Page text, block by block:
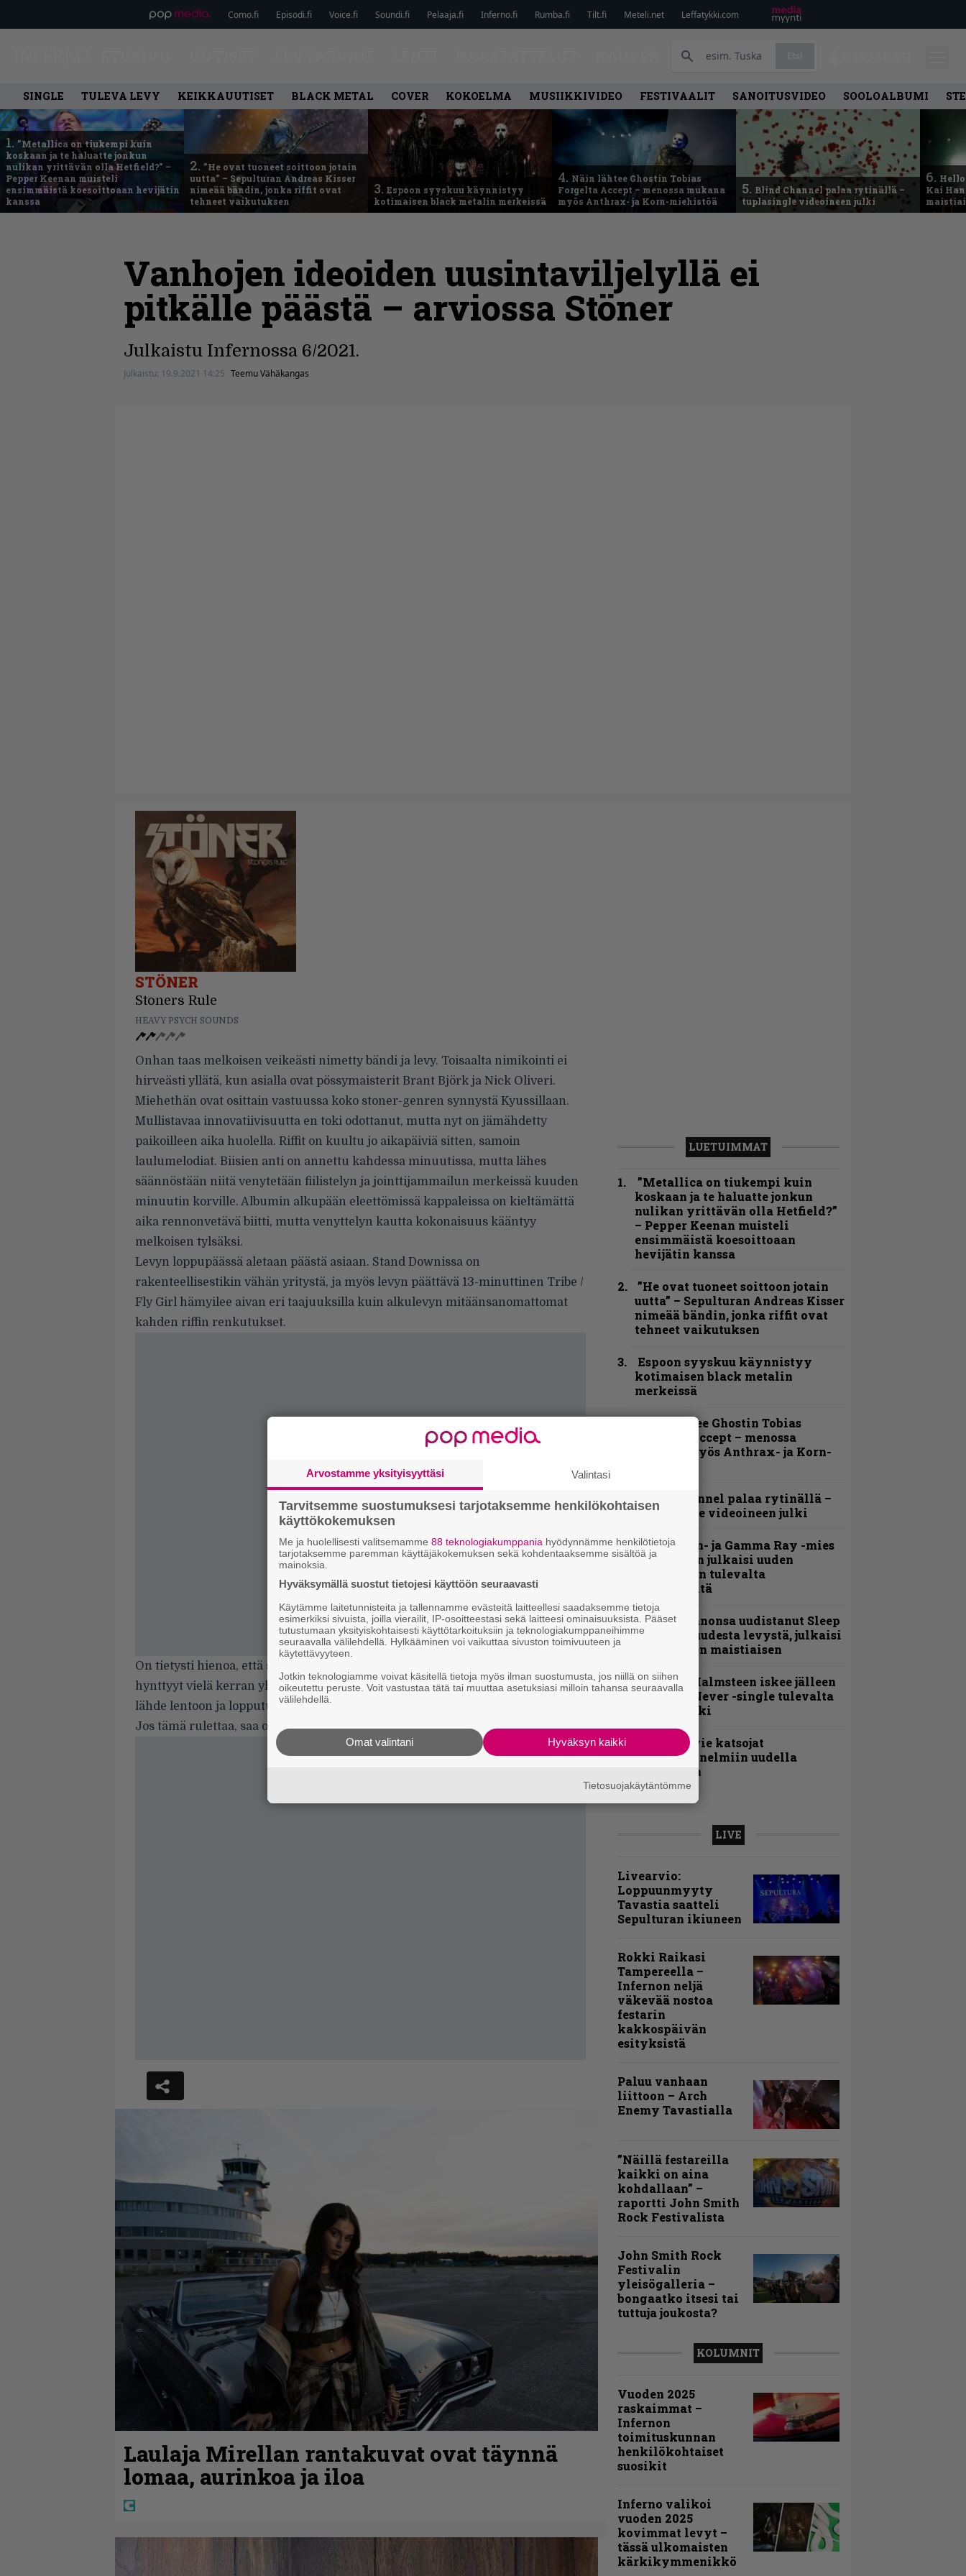
Como.fi Episodi.fi Voice.fi Soundi.fi Pelaaja.fi Inferno.fi Rumba.fi Tilt.fi Meteli.net Leffatykki.com
SINGLE TULEVA LEVY KEIKKAUUTISET BLACK METAL COVER KOKOELMA MUSIIKKIVIDEO FESTIVAALIT SANOITUSVIDEO SOOLOALBUMI
1. ”Metallica on tiukempi kuin
koskaan ja te haluatte jonkun
nulikan yrittävän olla Hetfield?” –
Pepper Keenan muisteli
ensimmäistä koesoittoaan hevijätin
kanssa
2. ”He ovat tuoneet soittoon jotain
uutta” – Sepulturan Andreas Kisser
nimeää bändin, jonka riffit ovat
tehneet vaikutuksen
3. Espoon syyskuu käynnistyy
kotimaisen black metalin merkeissä
4. Näin lähtee Ghostin Tobias
Forgelta Accept – menossa mukana
myös Anthrax- ja Korn-miehistöä
5. Blind Channel palaa rytinällä –
tuplasingle videoineen julki
6.
Kai
Vanhojen ideoiden uusintaviljelyllä ei
pitkälle päästä – arviossa Stöner
Julkaistu Infernossa 6/2021.
Julkaistu: 19.9.2021 14:25 Teemu Vähäkangas
STÖNER
Stoners Rule
HEAVY PSYCH SOUNDS
Onhan taas melkoisen veikeästi nimetty bändi ja levy. Toisaalta nimikointi ei
hirveästi yllätä, kun asialla ovat pössymaisterit Brant Björk ja Nick Oliveri.
Miehethän ovat osittain vastuussa koko stoner-genren synnystä Kyussillaan.
Mullistavaa innovatiivisuutta en toki odottanut, mutta nyt on jämähdetty
paikoilleen aika huolella. Riffit on kuultu jo aikapäiviä sitten, samoin
laulumelodiat. Biisien anti on annettu kahdessa minuutissa, mutta lähes
säännöstään niitä venytetään fiilistelyn ja jointtijammailun merkeissä kuuden
minuutin korville. Albumin alkupään eleettömissä kappaleissa on kieltämättä
aika rennonvetävä biitti, mutta venyttelyn kautta kokonaisuus kääntyy
melkoisen tylsäksi.
Levyn loppupäässä aletaan päästä asiaan. Stand Downissa on
rakenteellisestikin vähän yritystä, ja myös levyn päättävä 13-minuttinen Tribe /
Fly Girl hämyilee aivan eri taajuuksilla kuin alkulevyn mitäänsanomattomat
kahden riffin renkutukset.
On tietysti hienoa, että soittointoa löytyy ja legendaariset ukot ovat lyöneet
hynttyyt vielä kerran yhteen, mutta samojen ideoiden uusintaviljely ei vain
lähde lentoon ja lopputulos on yksinkertaisesti lattea.
Jos tämä rulettaa, saa olla kyllä aika pöllyissä.
Laulaja Mirellan rantakuvat ovat täynnä
lomaa, aurinkoa ja iloa
LUETUIMMAT
”Metallica on tiukempi kuin
koskaan ja te haluatte jonkun
nulikan yrittävän olla Hetfield?”
– Pepper Keenan muisteli
ensimmäistä koesoittoaan
hevijätin kanssa
”He ovat tuoneet soittoon jotain
uutta” – Sepulturan Andreas Kisser
nimeää bändin, jonka riffit ovat
tehneet vaikutuksen
Espoon syyskuu käynnistyy
kotimaisen black metalin
merkeissä
Näin lähtee Ghostin Tobias
Forgelta Accept – menossa
mukana myös Anthrax- ja Korn-
Blind Channel palaa rytinällä –
tuplasingle videoineen julki
Helloween- ja Gamma Ray -mies
Kai Hansen julkaisi uuden
maistiaisen tulevalta
soololevyltä
Kokoonpanonsa uudistanut Sleep
tiedottaa uudesta levystä, julkaisi
myös uuden maistiaisen
Yngwie Malmsteen iskee jälleen
– Now or Never -single tulevalta
levyltä julki
Anthrax vie katsojat
keikkatunnelmiin uudella
videollaan
LIVE
Livearvio:
Loppuunmyyty
Tavastia saatteli
Sepulturan ikiuneen
Rokki Raikasi
Tampereella –
Infernon neljä
väkevää nostoa
festarin
kakkospäivän
esityksistä
Paluu vanhaan
liittoon – Arch
Enemy Tavastialla
”Näillä festareilla
kaikki on aina
kohdallaan” –
raportti John Smith
Rock Festivalista
John Smith Rock
Festivalin
yleisögalleria –
bongaatko itsesi tai
tuttuja joukosta?
KOLUMNIT
Vuoden 2025
raskaimmat –
Infernon
toimituskunnan
henkilökohtaiset
suosikit
Inferno valikoi
vuoden 2025
kovimmat levyt –
tässä ulkomaisten
kärkikymmenikkö
Arvostamme yksityisyyttäsi Valintasi
Tarvitsemme suostumuksesi tarjotaksemme henkilökohtaisen
käyttökokemuksen
Me ja huolellisesti valitsemamme 88 teknologiakumppania hyödynnämme henkilötietoja
tarjotaksemme paremman käyttäjäkokemuksen sekä kohdentaaksemme sisältöä ja
mainoksia.
Hyväksymällä suostut tietojesi käyttöön seuraavasti
Käytämme laitetunnisteita ja tallennamme evästeitä laitteellesi saadaksemme tietoja
esimerkiksi sivuista, joilla vierailit, IP-osoitteestasi sekä laitteesi ominaisuuksista. Pääset
tutustumaan yksityiskohtaisesti käyttötarkoituksiin ja teknologiakumppaneihimme
seuraavalla välilehdellä. Hylkääminen voi vaikuttaa sivuston toimivuuteen ja
käytettävyyteen.
Jotkin teknologiamme voivat käsitellä tietoja myös ilman suostumusta, jos niillä on siihen
oikeutettu peruste. Voit vastustaa tätä tai muuttaa asetuksiasi milloin tahansa seuraavalla
välilehdellä.
Hyväksyn kaikki
Omat valintani
Tietosuojakäytäntömme